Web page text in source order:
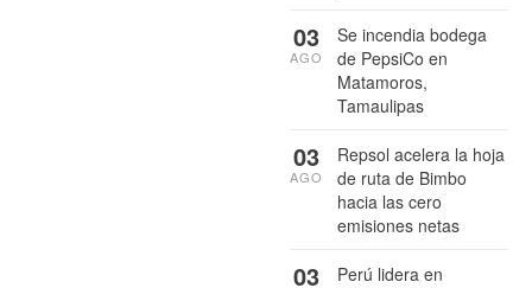
Se incendia bodega
de PepsiCo en
Matamoros,
Tamaulipas
03
AGO
Repsol acelera la hoja
de ruta de Bimbo
hacia las cero
emisiones netas
03
AGO
Perú lidera en
03